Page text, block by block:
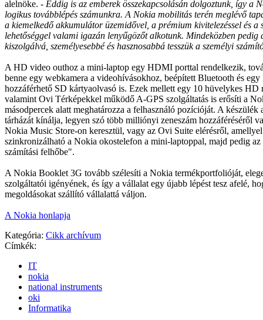
alelnöke. - Eddig is az emberek összekapcsolásán dolgoztunk, így a
logikus továbblépés számunkra. A Nokia mobilitás terén meglévő
a kiemelkedő akkumulátor üzemidővel, a prémium kivitelezéssel és a
lehetőséggel valami igazán lenyűgözőt alkotunk. Mindeközben pedig
kiszolgálvá, személyesebbé és hasznosabbá tesszük a személyi
A HD video outhoz a mini-laptop egy HDMI porttal rendelkezik,
benne egy webkamera a videohívásokhoz, beépített Bluetooth és
hozzáférhető SD kártyaolvasó is. Ezek mellett egy 10 hüvelykes HD
valamint Ovi Térképekkel működő A-GPS szolgáltatás is erősíti a
másodpercek alatt meghatározza a felhasználó pozícióját. A készülék
tárházát kínálja, legyen szó több milliónyi zeneszám hozzáféréséről
Nokia Music Store-on keresztül, vagy az Ovi Suite elérésről,
szinkronizálható a Nokia okostelefon a mini-laptoppal, majd pedig az
számítási felhőbe".
A Nokia Booklet 3G tovább szélesíti a Nokia termékportfolióját,
szolgáltatói igényének, és így a vállalat egy újabb lépést tesz afelé,
megoldásokat szállító vállalattá váljon.
A Nokia honlapja
Kategória: Cikk archívum
Címkék:
IT
nokia
national instruments
oki
Informatika